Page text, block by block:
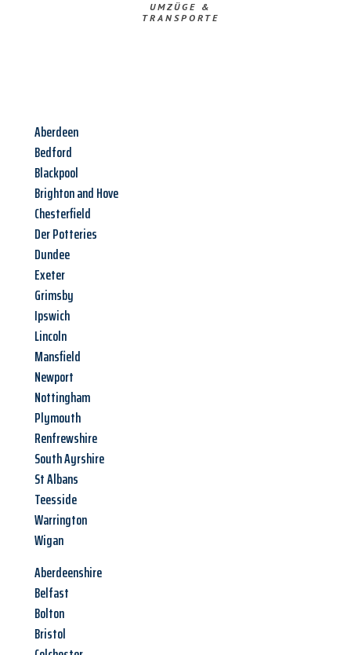
UMZÜGE &
TRANSPORTE
Aberdeen
Bedford
Blackpool
Brighton and Hove
Chesterfield
Der Potteries
Dundee
Exeter
Grimsby
Ipswich
Lincoln
Mansfield
Newport
Nottingham
Plymouth
Renfrewshire
South Ayrshire
St Albans
Teesside
Warrington
Wigan
Aberdeenshire
Belfast
Bolton
Bristol